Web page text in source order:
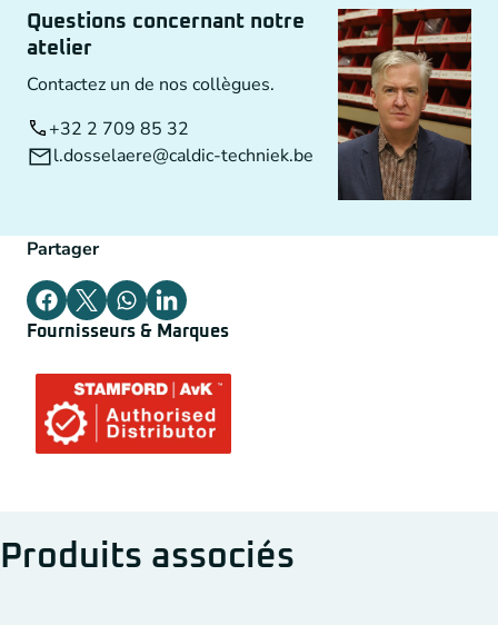
Questions concernant notre
atelier
Contactez un de nos collègues.
+32 2 709 85 32
l.dosselaere@caldic-techniek.be
Partager
Fournisseurs & Marques
Produits associés